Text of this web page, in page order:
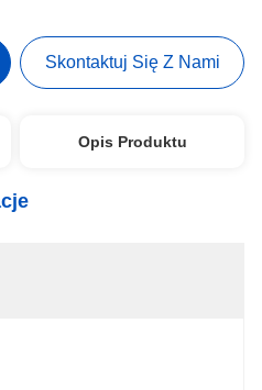
Skontaktuj Się Z Nami
Opis Produktu